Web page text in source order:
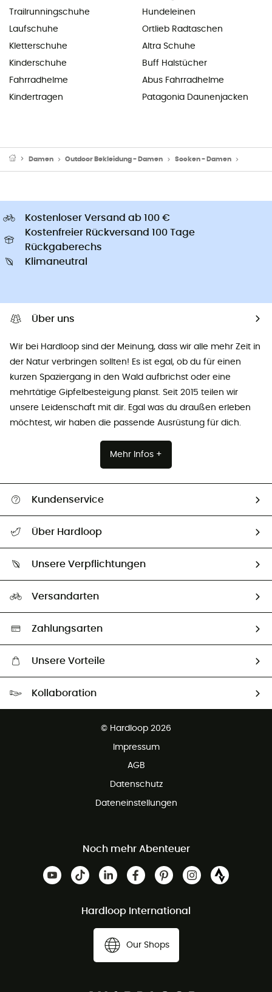
Trailrunningschuhe
Laufschuhe
Kletterschuhe
Kinderschuhe
Fahrradhelme
Kindertragen
Hundeleinen
Ortlieb Radtaschen
Altra Schuhe
Buff Halstücher
Abus Fahrradhelme
Patagonia Daunenjacken
Damen Outdoor Bekleidung - Damen Socken - Damen
Kostenloser Versand ab 100 €
Kostenfreier Rückversand 100 Tage
Rückgaberechs
Klimaneutral
Über uns
Wir bei Hardloop sind der Meinung, dass wir alle mehr Zeit in
der Natur verbringen sollten! Es ist egal, ob du für einen
kurzen Spaziergang in den Wald aufbrichst oder eine
mehrtätige Gipfelbesteigung planst. Seit 2015 teilen wir
unsere Leidenschaft mit dir. Egal was du draußen erleben
möchtest, wir haben die passende Ausrüstung für dich.
Mehr Infos +
Kundenservice
Größentabelle
Vertrag widerrufen
Über Hardloop
Unsere Botschafter
Unsere Verpflichtungen
Auswahl an nachhaltigen Produkten
Versandarten
Zahlungsarten
Unsere Vorteile
Kollaboration
© Hardloop 2026
Impressum
AGB
Datenschutz
Dateneinstellungen
Noch mehr Abenteuer
Hardloop International
Our Shops